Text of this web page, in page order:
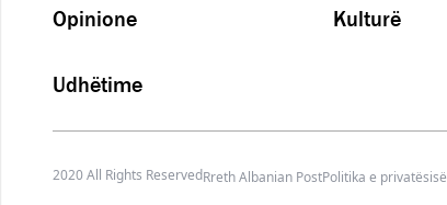
Opinione Kulturë
Udhëtime
2020 All Rights ReservedRreth Albanian PostPolitika e privatësisë